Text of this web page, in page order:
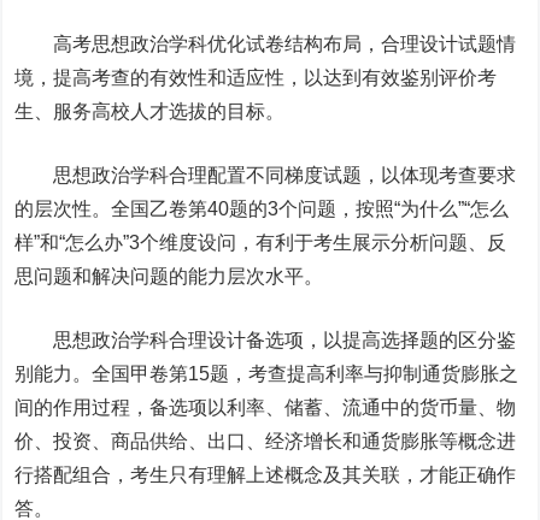
高考思想政治学科优化试卷结构布局，合理设计试题情
境，提高考查的有效性和适应性，以达到有效鉴别评价考
生、服务高校人才选拔的目标。
思想政治学科合理配置不同梯度试题，以体现考查要求
的层次性。全国乙卷第40题的3个问题，按照“为什么”“怎么
样”和“怎么办”3个维度设问，有利于考生展示分析问题、反
思问题和解决问题的能力层次水平。
思想政治学科合理设计备选项，以提高选择题的区分鉴
别能力。全国甲卷第15题，考查提高利率与抑制通货膨胀之
间的作用过程，备选项以利率、储蓄、流通中的货币量、物
价、投资、商品供给、出口、经济增长和通货膨胀等概念进
行搭配组合，考生只有理解上述概念及其关联，才能正确作
答。